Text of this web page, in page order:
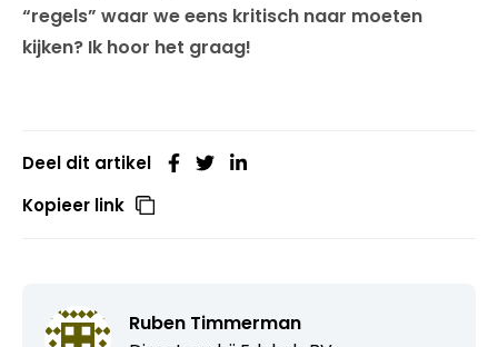
“regels” waar we eens kritisch naar moeten
kijken? Ik hoor het graag!
Deel dit artikel
Kopieer link
Ruben Timmerman